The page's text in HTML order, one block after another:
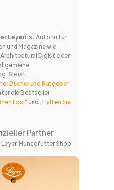
Leyenist Autorin für
und Magazine wie
Architectural Digist oder
Sie ist
Bücher und Ratgeber
die Bestseller
Los!“ und „Halten Sie
Partner
Leyen Hundefutter Shop